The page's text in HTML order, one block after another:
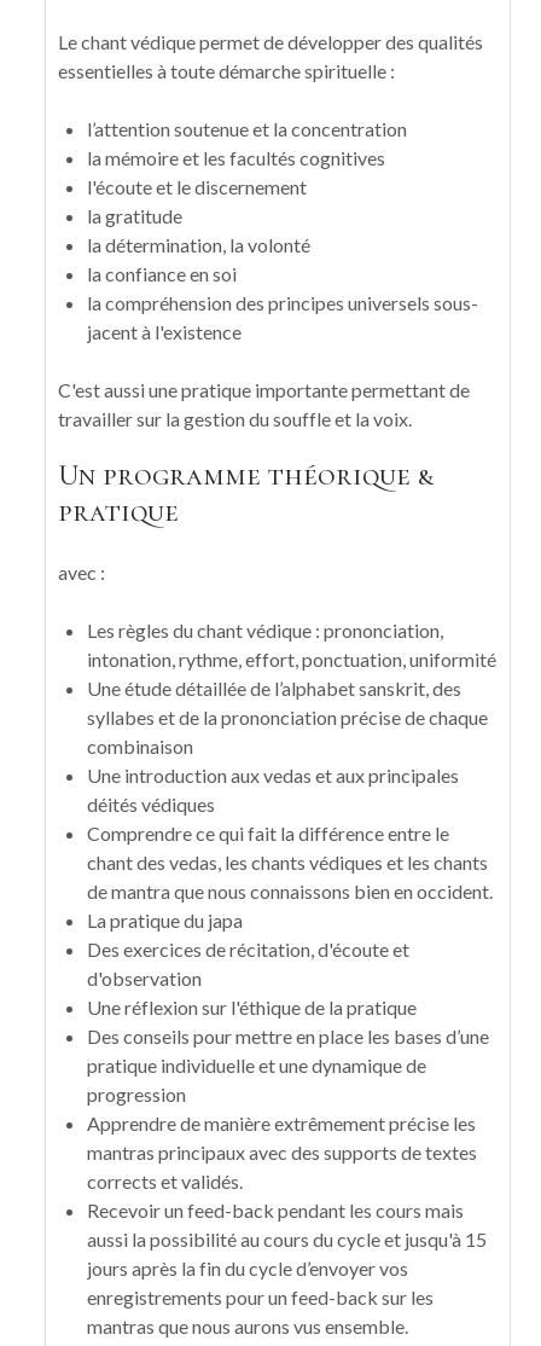
Le chant védique permet de développer des qualités
essentielles à toute démarche spirituelle :
l’attention soutenue et la concentration
la mémoire et les facultés cognitives
l'écoute et le discernement
la gratitude
la détermination, la volonté
la confiance en soi
la compréhension des principes universels sous-
jacent à l'existence
C'est aussi une pratique importante permettant de
travailler sur la gestion du souffle et la voix.
Un programme théorique &
pratique
avec :
Les règles du chant védique : prononciation,
intonation, rythme, effort, ponctuation, uniformité
Une étude détaillée de l’alphabet sanskrit, des
syllabes et de la prononciation précise de chaque
combinaison
Une introduction aux vedas et aux principales
déités védiques
Comprendre ce qui fait la différence entre le
chant des vedas, les chants védiques et les chants
de mantra que nous connaissons bien en occident.
La pratique du japa
Des exercices de récitation, d'écoute et
d'observation
Une réflexion sur l'éthique de la pratique
Des conseils pour mettre en place les bases d’une
pratique individuelle et une dynamique de
progression
Apprendre de manière extrêmement précise les
mantras principaux avec des supports de textes
corrects et validés.
Recevoir un feed-back pendant les cours mais
aussi la possibilité au cours du cycle et jusqu'à 15
jours après la fin du cycle d’envoyer vos
enregistrements pour un feed-back sur les
mantras que nous aurons vus ensemble.